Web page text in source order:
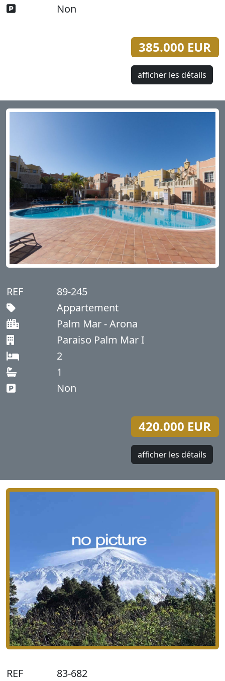
Non
385.000 EUR
afficher les détails
REF
89-245
Appartement
Palm Mar - Arona
Paraiso Palm Mar I
2
1
Non
420.000 EUR
afficher les détails
REF
83-682